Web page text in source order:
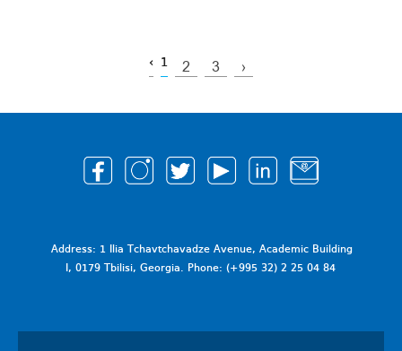
‹ 1 2 3 ›
Address: 1 Ilia Tchavtchavadze Avenue, Academic Building
I, 0179 Tbilisi, Georgia. Phone: (+995 32) 2 25 04 84